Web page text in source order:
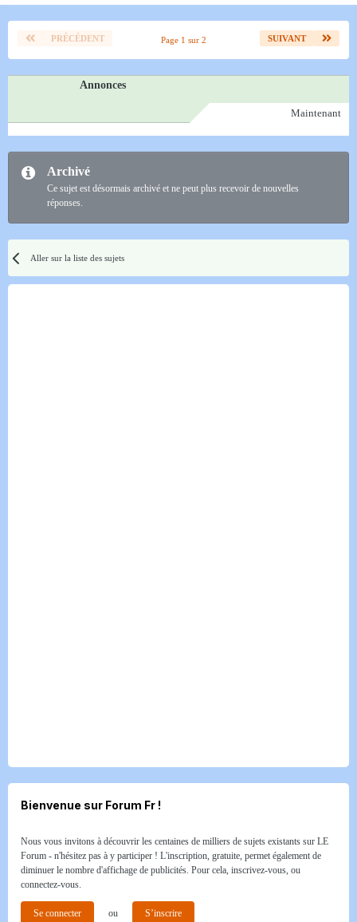
PRÉCÉDENT SUIVANT
Page 1 sur 2
Annonces
Maintenant
Archivé
Ce sujet est désormais archivé et ne peut plus recevoir de nouvelles
réponses.
Aller sur la liste des sujets
Bienvenue sur Forum Fr !
Nous vous invitons à découvrir les centaines de milliers de sujets existants sur LE
Forum - n'hésitez pas à y participer ! L'inscription, gratuite, permet également de
diminuer le nombre d'affichage de publicités. Pour cela, inscrivez-vous, ou
connectez-vous.
Se connecter ou S’inscrire